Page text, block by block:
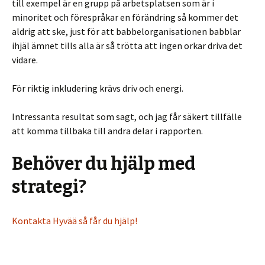
till exempel är en grupp på arbetsplatsen som är i
minoritet och förespråkar en förändring så kommer det
aldrig att ske, just för att babbelorganisationen babblar
ihjäl ämnet tills alla är så trötta att ingen orkar driva det
vidare.
För riktig inkludering krävs driv och energi.
Intressanta resultat som sagt, och jag får säkert tillfälle
att komma tillbaka till andra delar i rapporten.
Behöver du hjälp med
strategi?
Kontakta Hyvää så får du hjälp!